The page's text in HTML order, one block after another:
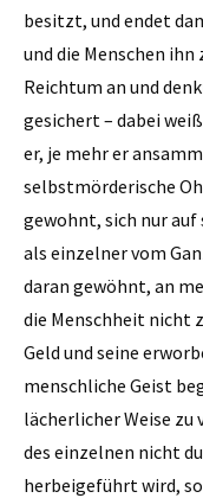
besitzt, und endet
und die Menschen
Reichtum an und
gesichert – dabei
er, je mehr er
selbstmörderische
gewohnt, sich nur auf
als einzelner vom
daran gewöhnt, an
die Menschheit nicht
Geld und seine
menschliche Geist
lächerlicher Weise zu
des einzelnen nicht
herbeigeführt wird,